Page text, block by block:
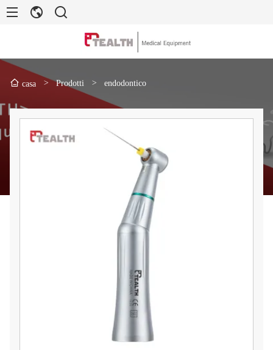
casa > Prodotti > endodontico